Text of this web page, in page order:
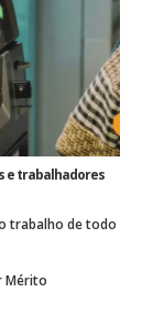
e trabalhadores
trabalho de todo
Mérito